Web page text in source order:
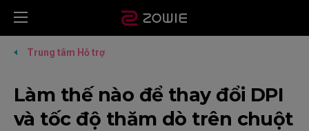
Trung tâm Hỗ trợ
Làm thế nào để thay đổi DPI
và tốc độ thăm dò trên chuột